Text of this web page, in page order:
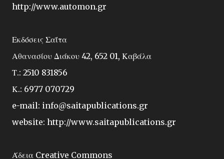
http://www.automon.gr
Εκδόσεις Σαΐτα
Αθανασίου Διάκου 42, 652 01, Καβάλα
Τ.: 2510 831856
Κ.: 6977 070729
e-mail: info@saitapublications.gr
website: http://www.saitapublications.gr
Άδεια Creative Commons